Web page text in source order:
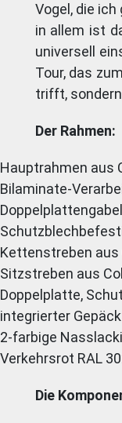
Vogel, die
in allem ist
universell
Tour, das
trifft,
Der Rahmen:
Hauptrahmen aus
Bilaminate-
Kettenstreben aus
Sitzstreben aus
Doppelplatte,
integrierter
2-farbige
Verkehrsrot RAL
Die